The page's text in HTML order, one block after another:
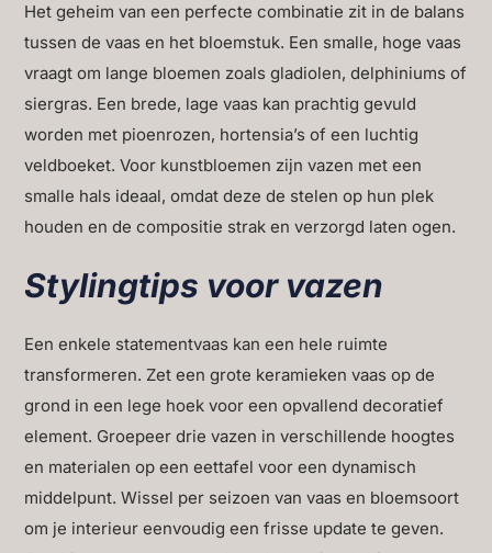
Het geheim van een perfecte combinatie zit in de balans
tussen de vaas en het bloemstuk. Een smalle, hoge vaas
vraagt om lange bloemen zoals gladiolen, delphiniums of
siergras. Een brede, lage vaas kan prachtig gevuld
worden met pioenrozen, hortensia’s of een luchtig
veldboeket. Voor kunstbloemen zijn vazen met een
smalle hals ideaal, omdat deze de stelen op hun plek
houden en de compositie strak en verzorgd laten ogen.
Stylingtips voor vazen
Een enkele statementvaas kan een hele ruimte
transformeren. Zet een grote keramieken vaas op de
grond in een lege hoek voor een opvallend decoratief
element. Groepeer drie vazen in verschillende hoogtes
en materialen op een eettafel voor een dynamisch
middelpunt. Wissel per seizoen van vaas en bloemsoort
om je interieur eenvoudig een frisse update te geven.